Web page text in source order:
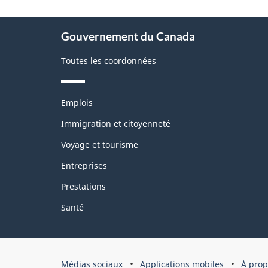
Gouvernement du Canada
Toutes les coordonnées
Thèmes
sujets
Emplois
Immigration et citoyenneté
Voyage et tourisme
Entreprises
Prestations
Santé
Organisation
Médias sociaux Applications mobiles À